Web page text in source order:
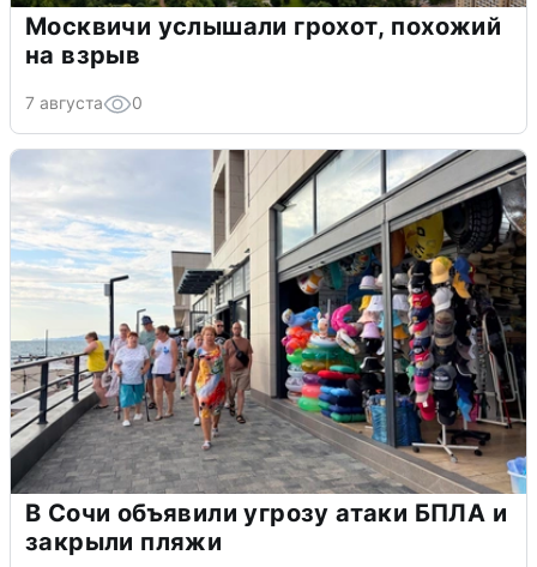
Москвичи услышали грохот, похожий
на взрыв
7 августа 0
В Сочи объявили угрозу атаки БПЛА и
закрыли пляжи